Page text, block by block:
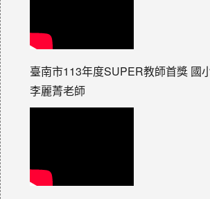
臺南市113年度SUPER教師首獎 國
李麗菁老師